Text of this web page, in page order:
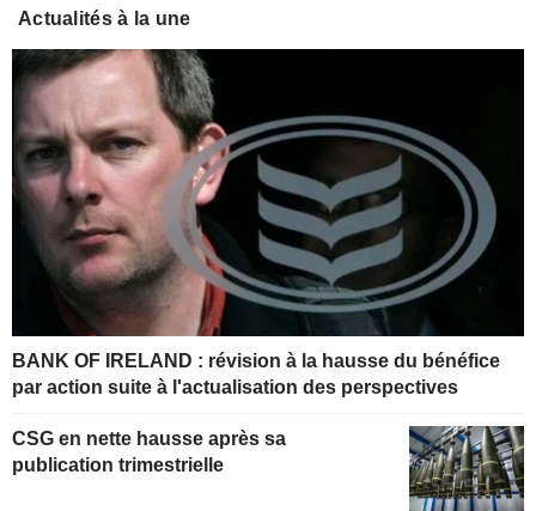
Actualités à la une
BANK OF IRELAND : révision à la hausse du bénéfice
par action suite à l'actualisation des perspectives
CSG en nette hausse après sa
publication trimestrielle